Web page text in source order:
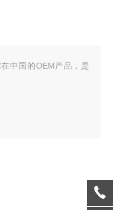
中国的OEM产品，是